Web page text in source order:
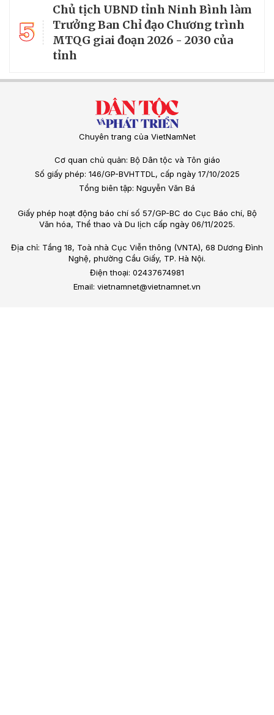
5
Chủ tịch UBND tỉnh Ninh Bình làm
Trưởng Ban Chỉ đạo Chương trình
MTQG giai đoạn 2026 - 2030 của
tỉnh
Chuyên trang của VietNamNet
Cơ quan chủ quản: Bộ Dân tộc và Tôn giáo
Số giấy phép: 146/GP-BVHTTDL, cấp ngày 17/10/2025
Tổng biên tập: Nguyễn Văn Bá
Giấy phép hoạt động báo chí số 57/GP-BC do Cục Báo chí, Bộ
Văn hóa, Thể thao và Du lịch cấp ngày 06/11/2025.
Địa chỉ: Tầng 18, Toà nhà Cục Viễn thông (VNTA), 68 Dương Đình
Nghệ, phường Cầu Giấy, TP. Hà Nội.
Điện thoại: 02437674981
Email: vietnamnet@vietnamnet.vn